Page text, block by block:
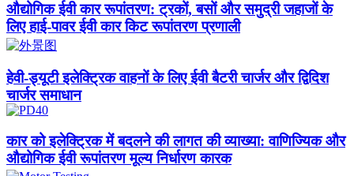
औद्योगिक ईवी कार रूपांतरण: ट्रकों, बसों और समुद्री जहाजों के
लिए हाई-पावर ईवी कार किट रूपांतरण प्रणाली
हेवी-ड्यूटी इलेक्ट्रिक वाहनों के लिए ईवी बैटरी चार्जर और द्विदिश
चार्जर समाधान
कार को इलेक्ट्रिक में बदलने की लागत की व्याख्या: वाणिज्यिक और
औद्योगिक ईवी रूपांतरण मूल्य निर्धारण कारक